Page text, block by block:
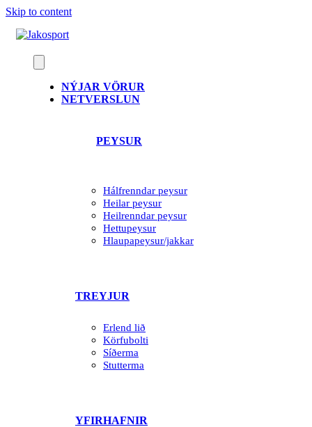
Skip to content
NÝJAR VÖRUR
NETVERSLUN
PEYSUR
Hálfrenndar peysur
Heilar peysur
Heilrenndar peysur
Hettupeysur
Hlaupapeysur/jakkar
TREYJUR
Erlend lið
Körfubolti
Síðerma
Stutterma
YFIRHAFNIR